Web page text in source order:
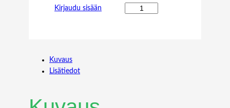
Kirjaudu sisään
Kuvaus
Lisätiedot